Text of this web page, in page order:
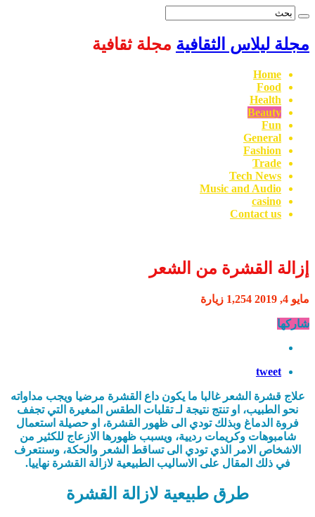
مجلة ليلاس الثقافية مجلة ثقافية
Home
Food
Health
Beauty
Fun
General
Fashion
Trade
Tech News
Music and Audio
casino
Contact us
إزالة القشرة من الشعر
مايو 4, 2019 1,254 زيارة
شاركها
tweet
علاج قشرة الشعر غالبا ما يكون داع القشرة مرضيا ويجب مداواته
نحو الطبيب، او تنتج نتيجة لـ تقلبات الطقس المغيرة التي تجفف
فروة الدماغ وبذلك تودي الى ظهور القشرة، او حصيلة استعمال
شامبوهات وكريمات رديية، ويسبب ظهورها الازعاج للكثير من
الاشخاص الامر الذي تودي الى تساقط الشعر والحكة، وسنتعرف
في ذلك المقال على الاساليب الطبيعية لازالة القشرة نهاييا.
طرق طبيعية لازالة القشرة